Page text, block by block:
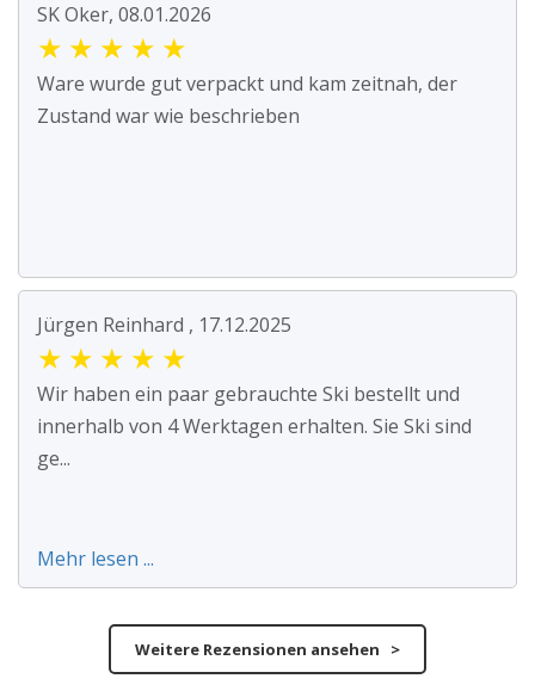
SK Oker, 08.01.2026
★ ★ ★ ★ ★
Ware wurde gut verpackt und kam zeitnah, der
Zustand war wie beschrieben
Jürgen Reinhard , 17.12.2025
★ ★ ★ ★ ★
Wir haben ein paar gebrauchte Ski bestellt und
innerhalb von 4 Werktagen erhalten. Sie Ski sind
ge...
Mehr lesen ...
Weitere Rezensionen ansehen >